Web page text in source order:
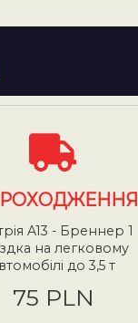
A13 - Бреннер 1
на легковому
до 3,5 т
75 PLN